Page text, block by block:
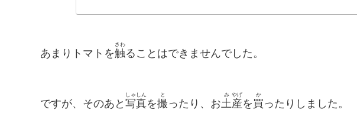
あまりトマトを触
さわ
ることはできませんでした。
ですが、そのあと 写
しゃ
真
しん
を撮
と
ったり、お土
み
産
やげ
を買
か
ったりしました。